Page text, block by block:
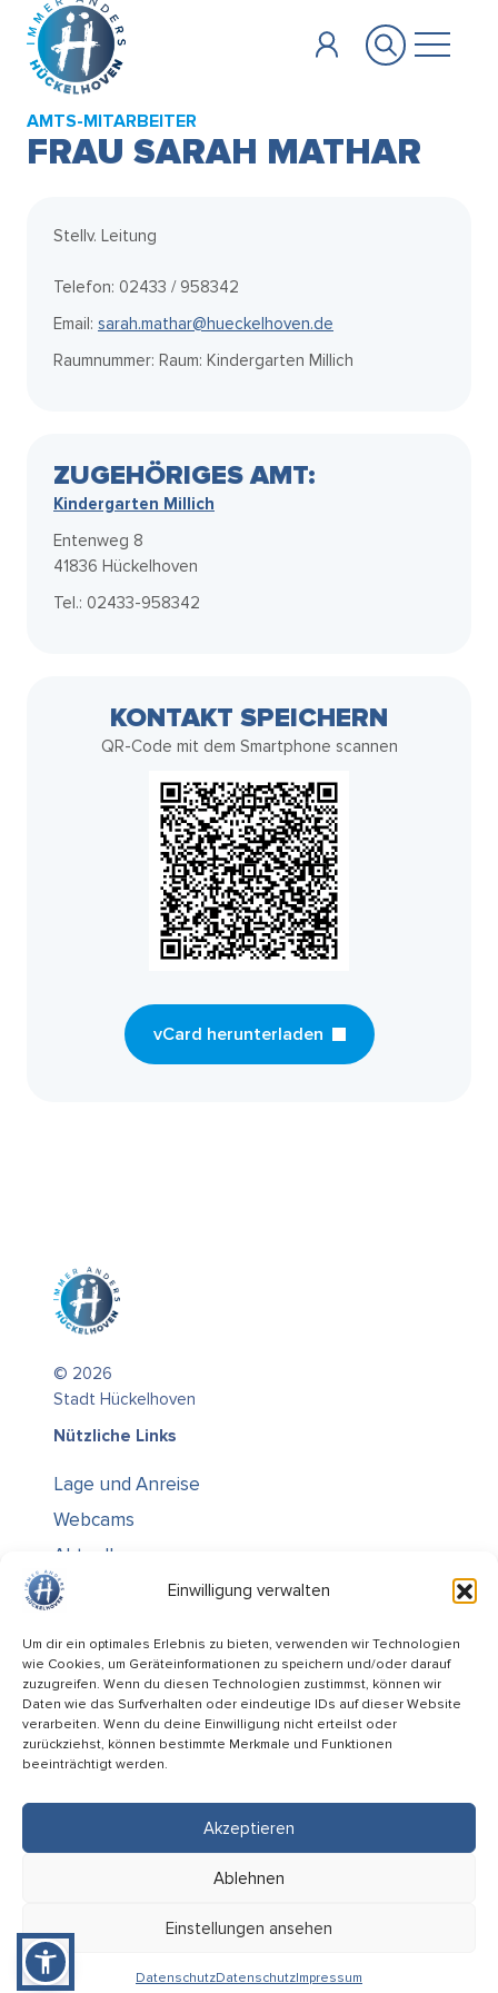
Einwilligung verwalten
Um dir ein optimales Erlebnis zu bieten, verwenden wir Technologien
wie Cookies, um Geräteinformationen zu speichern und/oder darauf
zuzugreifen. Wenn du diesen Technologien zustimmst, können wir
Daten wie das Surfverhalten oder eindeutige IDs auf dieser Website
verarbeiten. Wenn du deine Einwilligung nicht erteilst oder
zurückziehst, können bestimmte Merkmale und Funktionen
beeinträchtigt werden.
Akzeptieren
Ablehnen
Einstellungen ansehen
DatenschutzDatenschutzImpressum
Zum Hauptinhalt springen
AMTS-MITARBEITER
FRAU SARAH MATHAR
Stellv. Leitung
Telefon: 02433 / 958342
Email: sarah.mathar@hueckelhoven.de
Raumnummer: Raum: Kindergarten Millich
ZUGEHÖRIGES AMT:
Kindergarten Millich
Entenweg 8
41836 Hückelhoven
Tel.: 02433-958342
KONTAKT SPEICHERN
QR-Code mit dem Smartphone scannen
vCard herunterladen
© 2026
Stadt Hückelhoven
Nützliche Links
Lage und Anreise
Webcams
Aktuelles
Über uns
Kontakt / Öffnungszeiten
Alle Ämter
Stellenausschreibungen
Rechtliches
Informiert bleiben